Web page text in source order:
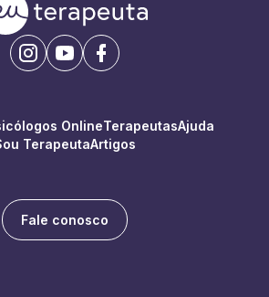
OnlineTerapeutasAjuda
TerapeutaArtigos
Fale conosco